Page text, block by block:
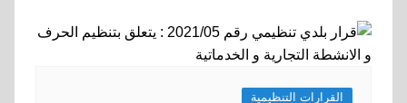
القرارات التنظيمية